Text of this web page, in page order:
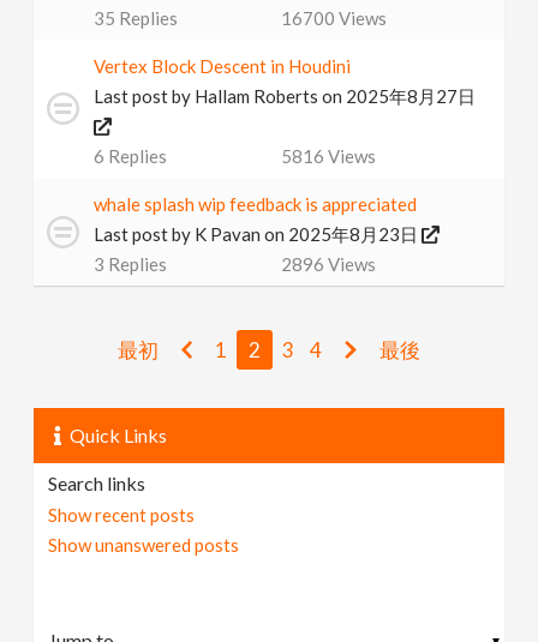
35 Replies 16700 Views
Vertex Block Descent in Houdini
Last post by Hallam Roberts on 2025年8月27日
6 Replies 5816 Views
whale splash wip feedback is appreciated
Last post by K Pavan on 2025年8月23日
3 Replies 2896 Views
最初 1 2 3 4 最後
Quick Links
Search links
Show recent posts
Show unanswered posts